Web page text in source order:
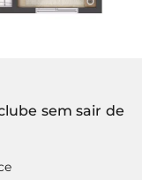
sem sair de